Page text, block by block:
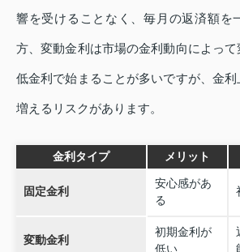
響を受けることなく、毎月の返済額を
方、変動金利は市場の金利動向によっ
低金利で始まることが多いですが、金
増えるリスクがあります。
金利タイプ メリット
固定金利
安心感があ
る
変動金利
初期金利が
低い